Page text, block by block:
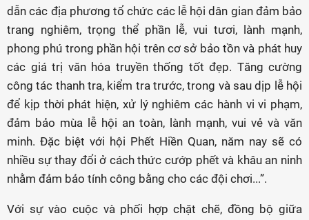
dẫn các địa phương tổ chức các lễ hội dân gian đảm bảo
trang nghiêm, trọng thể phần lễ, vui tươi, lành mạnh,
phong phú trong phần hội trên cơ sở bảo tồn và phát huy
các giá trị văn hóa truyền thống tốt đẹp. Tăng cường
công tác thanh tra, kiểm tra trước, trong và sau dịp lễ hội
để kịp thời phát hiện, xử lý nghiêm các hành vi vi phạm,
đảm bảo mùa lễ hội an toàn, lành mạnh, vui vẻ và văn
minh. Đặc biệt với hội Phết Hiền Quan, năm nay sẽ có
nhiều sự thay đổi ở cách thức cướp phết và khâu an ninh
nhằm đảm bảo tính công bằng cho các đội chơi...”.
Với sự vào cuộc và phối hợp chặt chẽ, đồng bộ giữa